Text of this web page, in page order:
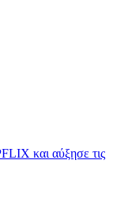
και αύξησε τις